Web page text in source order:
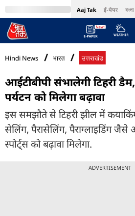
Aaj Tak ई-पेपर বাংলা
MumbaiTak Cosmopolitan
Hindi News भारत उत्तराखंड
आईटीबीपी संभालेगी टिहरी
पर्यटन को मिलेगा बढ़ावा
इस समझौते से टिहरी झील में
सेलिंग, पैरासेलिंग, पैराग्लाइडिंग जैसे
स्पोर्ट्स को बढ़ावा मिलेगा.
ADVERTISEMENT